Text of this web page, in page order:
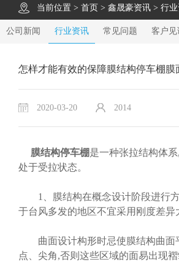
当前位置 > 首页 > 鑫晟豪资讯 > 行
公司新闻 行业资讯 常见问题 客户见
怎样才能有效的保障膜结构停车棚膜
2020-03-20 2014
膜结构停车棚是一种张拉结构体
处于受拉状态。
1、膜结构在概念设计阶段进行方
于台风多发的地区不宜采用刚度差异
曲面设计构形时忌使膜结构曲面平
点、尖角,否则这些区域的面易出现